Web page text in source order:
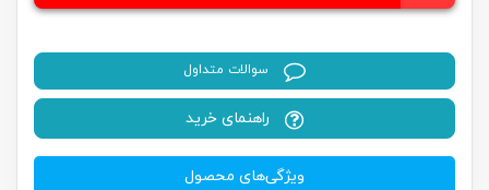
سوالات متداول
راهنمای خرید
ویژگی‌های محصول